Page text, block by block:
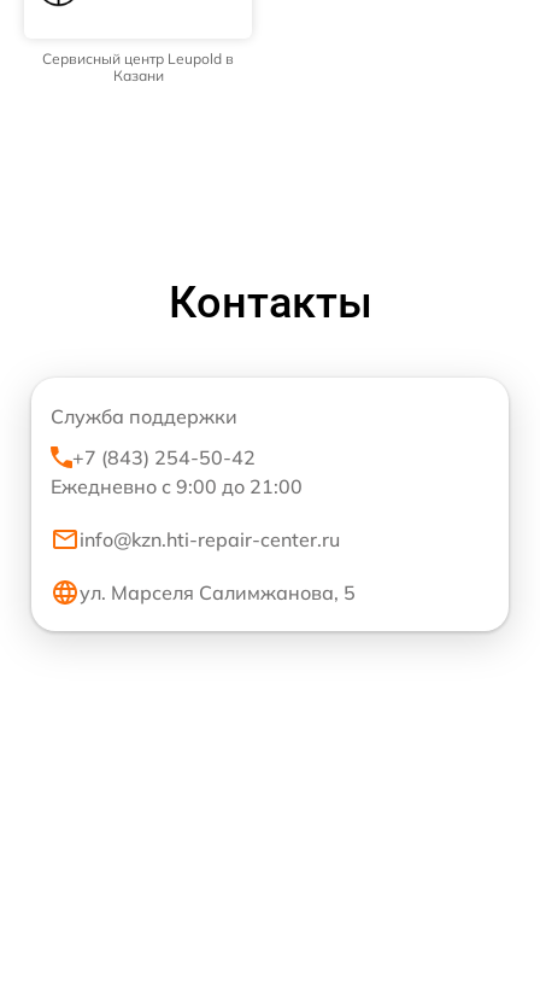
Сервисный центр Leupold в
Казани
Контакты
Служба поддержки
+7 (843) 254-50-42
Ежедневно с 9:00 до 21:00
info@kzn.hti-repair-center.ru
ул. Марселя Салимжанова, 5